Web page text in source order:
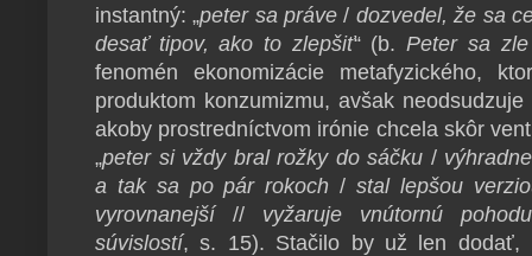
instantný: „peter sa práve / dozvedel, že sa
desať tipov, ako to zlepšiť“ (b. Peter sa
fenomén ekonomizácie metafyzického,
produktom konzumizmu, avšak
akoby prostredníctvom irónie chcela skôr
„peter si vždy bral rožky do sáčku /
a tak sa po pár rokoch /stal lepšou
vyrovnanejší// vyžaruje vnútornú pohodu
súvislostí, s. 15). Stačilo by už len dodať,